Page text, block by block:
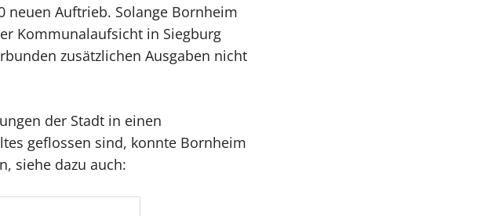
neuen Auftrieb. Solange Bornheim
Kommunalaufsicht in Siegburg
zusätzlichen Ausgaben nicht
der Stadt in einen
geflossen sind, konnte Bornheim
siehe dazu auch: